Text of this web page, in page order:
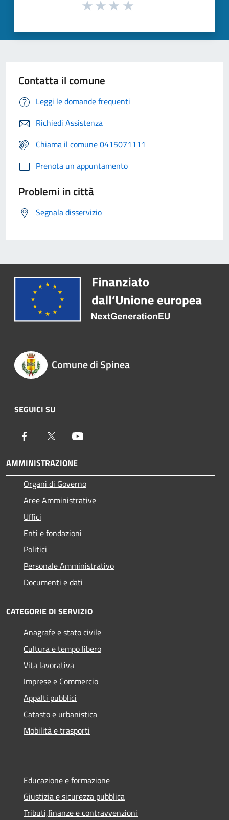
Contatta il comune
Leggi le domande frequenti
Richiedi Assistenza
Chiama il comune 0415071111
Prenota un appuntamento
Problemi in città
Segnala disservizio
Comune di Spinea
SEGUICI SU
Facebook Twitter
AMMINISTRAZIONE
Organi di Governo
Aree Amministrative
Uffici
Enti e fondazioni
Politici
Personale Amministrativo
Documenti e dati
CATEGORIE DI SERVIZIO
Anagrafe e stato civile
Cultura e tempo libero
Vita lavorativa
Imprese e Commercio
Appalti pubblici
Catasto e urbanistica
Mobilità e trasporti
Educazione e formazione
Giustizia e sicurezza pubblica
Tributi,finanze e contravvenzioni